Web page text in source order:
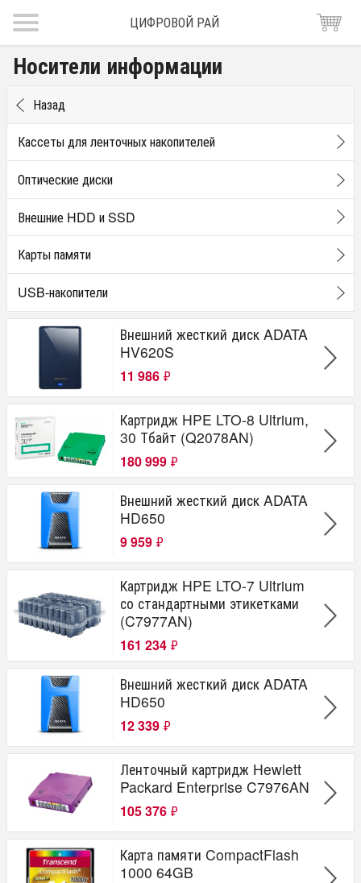
ЦИФРОВОЙ РАЙ
Носители информации
Назад
Кассеты для ленточных накопителей
Оптические диски
Внешние HDD и SSD
Карты памяти
USB-накопители
Внешний жесткий диск ADATA
HV620S
11 986 ₽
Картридж HPE LTO-8 Ultrium,
30 Тбайт (Q2078AN)
180 999 ₽
Внешний жесткий диск ADATA
HD650
9 959 ₽
Картридж HPE LTO-7 Ultrium
со стандартными этикетками
(C7977AN)
161 234 ₽
Внешний жесткий диск ADATA
HD650
12 339 ₽
Ленточный картридж Hewlett
Packard Enterprise C7976AN
105 376 ₽
Карта памяти CompactFlash
1000 64GB